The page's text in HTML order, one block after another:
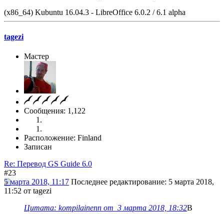
(x86_64) Kubuntu 16.04.3 - LibreOffice 6.0.2 / 6.1 alpha
tagezi
Мастер
Сообщения: 1,122
Расположение: Finland
Записан
Re: Перевод GS Guide 6.0
#23
5 марта 2018, 11:17 Последнее редактирование: 5 марта 2018,
11:52 от tagezi
Цитата: kompilainenn от 3 марта 2018, 18:32B